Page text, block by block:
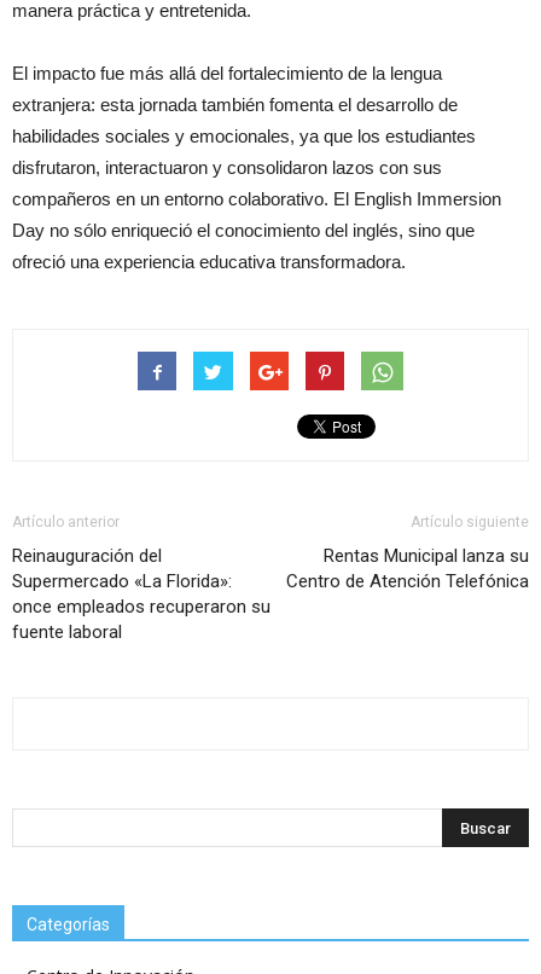
manera práctica y entretenida.
El impacto fue más allá del fortalecimiento de la lengua
extranjera: esta jornada también fomenta el desarrollo de
habilidades sociales y emocionales, ya que los estudiantes
disfrutaron, interactuaron y consolidaron lazos con sus
compañeros en un entorno colaborativo. El English Immersion
Day no sólo enriqueció el conocimiento del inglés, sino que
ofreció una experiencia educativa transformadora.
Artículo anterior
Reinauguración del
Supermercado «La Florida»:
once empleados recuperaron su
fuente laboral
Artículo siguiente
Rentas Municipal lanza su
Centro de Atención Telefónica
Categorías